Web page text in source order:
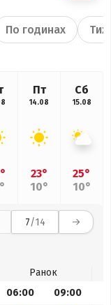
По годинах
Пт
14.08
23°
10°
Сб
15.08
25°
10°
7/14
Ранок
06:00 09:00